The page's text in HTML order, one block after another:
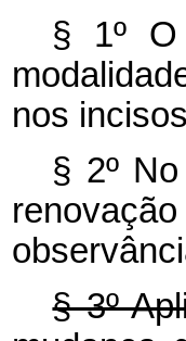
§ 1º
nos
§ 2º
§ 3º